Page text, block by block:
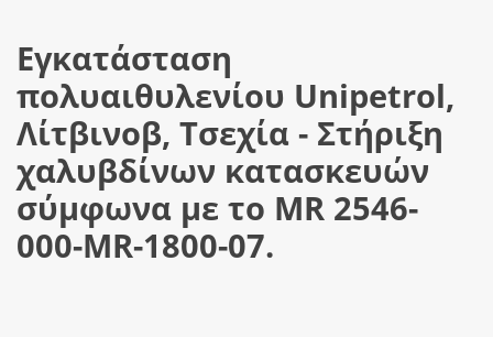
Εγκατάσταση
πολυαιθυλενίου Unipetrol,
Λίτβινοβ, Τσεχία - Στήριξη
χαλυβδίνων κατασκευών
σύμφωνα με το MR 2546-
000-MR-1800-07.